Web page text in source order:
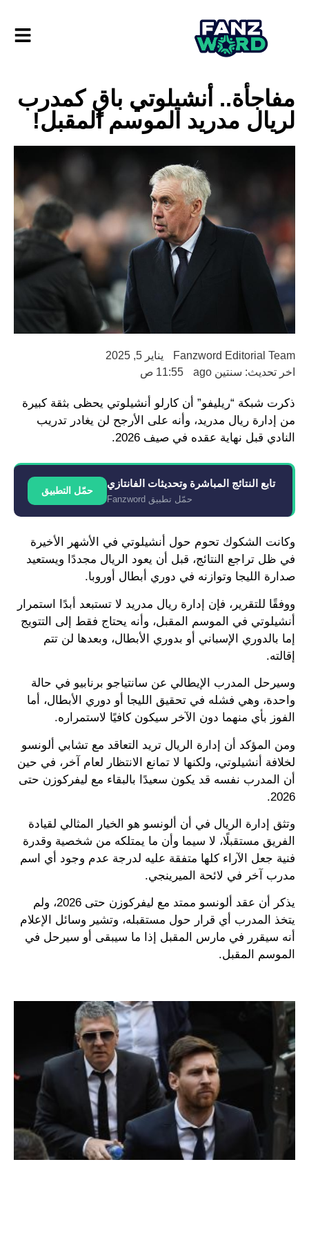
مفاجأة.. أنشيلوتي باقٍ كمدرب
لريال مدريد الموسم المقبل!
Fanzword Editorial Team
يناير 5, 2025
اخر تحديث: سنتين ago
11:55 ص
ذكرت شبكة “ريليفو” أن كارلو أنشيلوتي يحظى بثقة كبيرة
من إدارة ريال مدريد، وأنه على الأرجح لن يغادر تدريب
النادي قبل نهاية عقده في صيف 2026.
تابع النتائج المباشرة وتحديثات الفانتازي
حمّل تطبيق Fanzword
حمّل التطبيق
وكانت الشكوك تحوم حول أنشيلوتي في الأشهر الأخيرة
في ظل تراجع النتائج، قبل أن يعود الريال مجددًا ويستعيد
صدارة الليجا وتوازنه في دوري أبطال أوروبا.
ووفقًا للتقرير، فإن إدارة ريال مدريد لا تستبعد أبدًا استمرار
أنشيلوتي في الموسم المقبل، وأنه يحتاج فقط إلى التتويج
إما بالدوري الإسباني أو بدوري الأبطال، وبعدها لن تتم
إقالته.
وسيرحل المدرب الإيطالي عن سانتياجو برنابيو في حالة
واحدة، وهي فشله في تحقيق الليجا أو دوري الأبطال، أما
الفوز بأي منهما دون الآخر سيكون كافيًا لاستمراره.
ومن المؤكد أن إدارة الريال تريد التعاقد مع تشابي ألونسو
لخلافة أنشيلوتي، ولكنها لا تمانع الانتظار لعام آخر، في حين
أن المدرب نفسه قد يكون سعيدًا بالبقاء مع ليفركوزن حتى
2026.
وتثق إدارة الريال في أن ألونسو هو الخيار المثالي لقيادة
الفريق مستقبلًا، لا سيما وأن ما يمتلكه من شخصية وقدرة
فنية جعل الآراء كلها متفقة عليه لدرجة عدم وجود أي اسم
مدرب آخر في لائحة الميرينجي.
يذكر أن عقد ألونسو ممتد مع ليفركوزن حتى 2026، ولم
يتخذ المدرب أي قرار حول مستقبله، وتشير وسائل الإعلام
أنه سيقرر في مارس المقبل إذا ما سيبقى أو سيرحل في
الموسم المقبل.